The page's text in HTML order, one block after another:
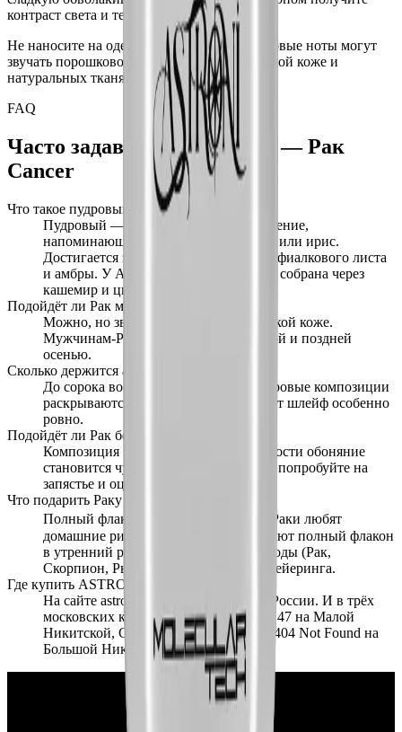
контраст света и тени.
Не наносите на одежду из синтетики: пудровые ноты могут
звучать порошково. Лучше работает на тёплой коже и
натуральных тканях.
FAQ
Часто задаваемые вопросы —Рак
Cancer
Что такое пудровый аромат?
Пудровый — это ольфакторное ощущение,
напоминающее косметическую пудру или ирис.
Достигается за счёт ирисового корня, фиалкового листа
и амбры. У ASTRONI Рак пудровость собрана через
кашемир и цветок апельсина.
Подойдёт ли Рак мужчинам?
Можно, но звучит мягче, чем на женской коже.
Мужчинам-Ракам особенно идёт зимой и поздней
осенью.
Сколько держится аромат?
До сорока восьми часов на коже. Пудровые композиции
раскрываются медленно и удерживают шлейф особенно
ровно.
Подойдёт ли Рак беременным?
Композиция мягкая, но при беременности обоняние
становится чувствительным. Сначала попробуйте на
запястье и оцените переносимость.
Что подарить Раку из ASTRONI?
Полный флакон 50 мл за 13 900 ₽ — Раки любят
домашние ритуалы и охотно встраивают полный флакон
в утренний ритуал. Сет трёх знаков воды (Рак,
Скорпион, Рыбы) даст возможность лейеринга.
Где купить ASTRONI Рак?
На сайте astroni.space с доставкой по России. И в трёх
московских концепт-сторах: WOSK1147 на Малой
Никитской, CAB в Подкопаевском и 404 Not Found на
Большой Никитской.